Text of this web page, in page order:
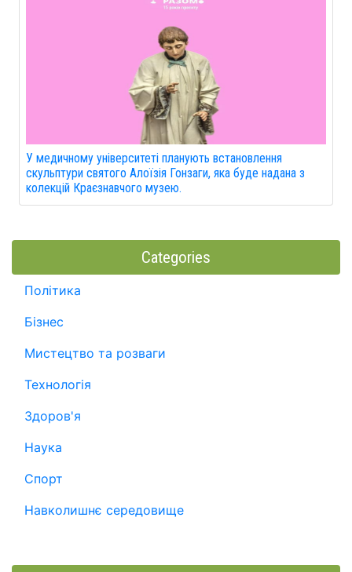
У медичному університеті планують встановлення
скульптури святого Алоїзія Гонзаги, яка буде надана з
колекцій Краєзнавчого музею.
Categories
Політика
Бізнес
Мистецтво та розваги
Технологія
Здоров'я
Наука
Спорт
Навколишнє середовище